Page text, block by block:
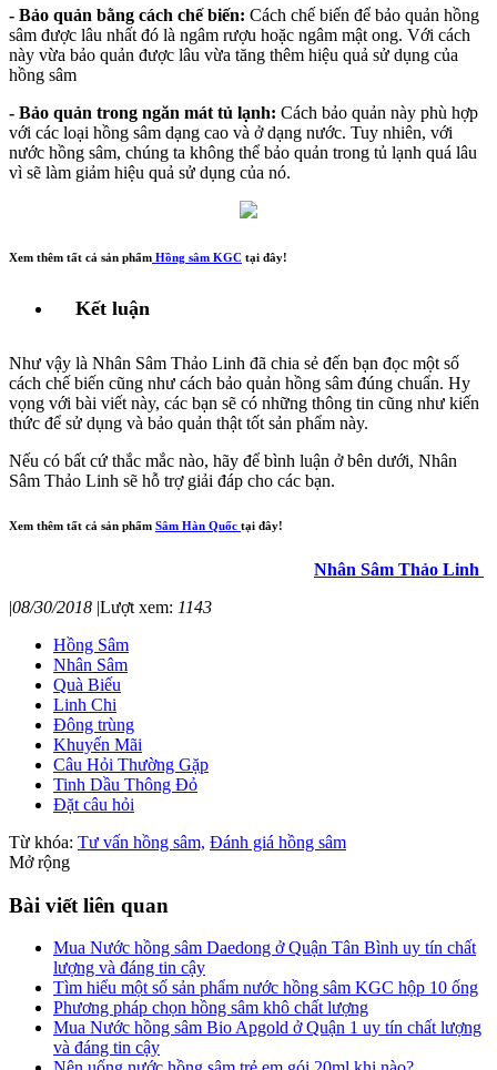
- Bảo quản bằng cách chế biến: Cách chế biến để bảo quản hồng
sâm được lâu nhất đó là ngâm rượu hoặc ngâm mật ong. Với cách
này vừa bảo quản được lâu vừa tăng thêm hiệu quả sử dụng của
hồng sâm
- Bảo quản trong ngăn mát tủ lạnh: Cách bảo quản này phù hợp
với các loại hồng sâm dạng cao và ở dạng nước. Tuy nhiên, với
nước hồng sâm, chúng ta không thể bảo quản trong tủ lạnh quá lâu
vì sẽ làm giảm hiệu quả sử dụng của nó.
Xem thêm tất cả sản phẩm Hồng sâm KGC tại đây!
Kết luận
Như vậy là Nhân Sâm Thảo Linh đã chia sẻ đến bạn đọc một số
cách chế biến cũng như cách bảo quản hồng sâm đúng chuẩn. Hy
vọng với bài viết này, các bạn sẽ có những thông tin cũng như kiến
thức để sử dụng và bảo quản thật tốt sản phẩm này.
Nếu có bất cứ thắc mắc nào, hãy để bình luận ở bên dưới, Nhân
Sâm Thảo Linh sẽ hỗ trợ giải đáp cho các bạn.
Xem thêm tất cả sản phẩm Sâm Hàn Quốc tại đây!
Nhân Sâm Thảo Linh
|08/30/2018 |Lượt xem: 1143
Hồng Sâm
Nhân Sâm
Quà Biếu
Linh Chi
Đông trùng
Khuyến Mãi
Câu Hỏi Thường Gặp
Tinh Dầu Thông Đỏ
Đặt câu hỏi
Từ khóa: Tư vấn hồng sâm, Đánh giá hồng sâm
Mở rộng
Bài viết liên quan
Mua Nước hồng sâm Daedong ở Quận Tân Bình uy tín chất
lượng và đáng tin cậy
Tìm hiểu một số sản phẩm nước hồng sâm KGC hộp 10 ống
Phương pháp chọn hồng sâm khô chất lượng
Mua Nước hồng sâm Bio Apgold ở Quận 1 uy tín chất lượng
và đáng tin cậy